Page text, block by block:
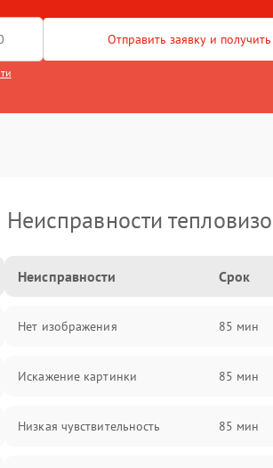
Отправить заявку и
Неисправности
Неисправности Срок
Нет изображения 85 мин
Искажение картинки 85 мин
Низкая чувствительность 85 мин